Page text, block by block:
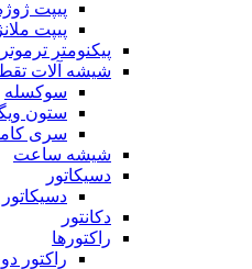
پیپت
پیپت
پیکنومتر
شیشه آلات
سوکسله
ستون
سری
شیشه ساعت
دسیکاتور
دکانتور
راکتورها
راکتور